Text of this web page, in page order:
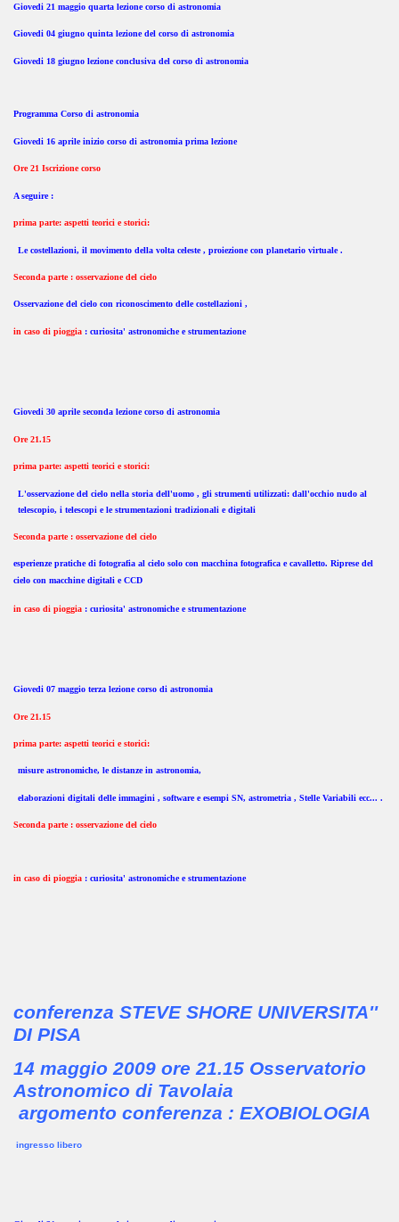
Giovedi 21 maggio quarta lezione corso di astronomia
Giovedi 04 giugno quinta lezione del corso di astronomia
Giovedi 18 giugno lezione conclusiva del corso di astronomia
Programma Corso di astronomia
Giovedi 16 aprile inizio corso di astronomia prima lezione
Ore 21 Iscrizione corso
A seguire :
prima parte: aspetti teorici e storici:
Le costellazioni, il movimento della volta celeste , proiezione con planetario virtuale .
Seconda parte : osservazione del cielo
Osservazione del cielo con riconoscimento delle costellazioni ,
in caso di pioggia : curiosita' astronomiche e strumentazione
Giovedi 30 aprile seconda lezione corso di astronomia
Ore 21.15
prima parte: aspetti teorici e storici:
L'osservazione del cielo nella storia dell'uomo , gli strumenti utilizzati: dall'occhio nudo al
telescopio, i telescopi e le strumentazioni tradizionali e digitali
Seconda parte : osservazione del cielo
esperienze pratiche di fotografia al cielo solo con macchina fotografica e cavalletto. Riprese del
cielo con macchine digitali e CCD
in caso di pioggia : curiosita' astronomiche e strumentazione
Giovedi 07 maggio terza lezione corso di astronomia
Ore 21.15
prima parte: aspetti teorici e storici:
misure astronomiche, le distanze in astronomia,
elaborazioni digitali delle immagini , software e esempi SN, astrometria , Stelle Variabili ecc... .
Seconda parte : osservazione del cielo
in caso di pioggia : curiosita' astronomiche e strumentazione
conferenza STEVE SHORE UNIVERSITA''
DI PISA
14 maggio 2009 ore 21.15 Osservatorio
Astronomico di Tavolaia
argomento conferenza : EXOBIOLOGIA
ingresso libero